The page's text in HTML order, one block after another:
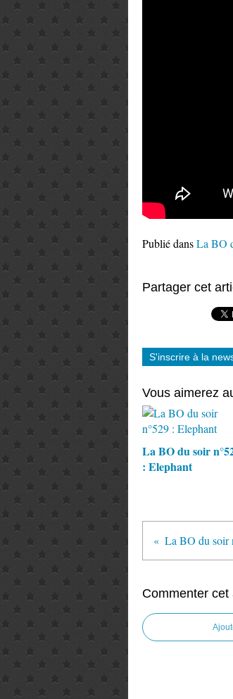
Publié dansLa BO
Partager cet
S'inscrire à la
Vous aimerez
La BO du soir
: Elephant
La BO du soir
Commenter cet